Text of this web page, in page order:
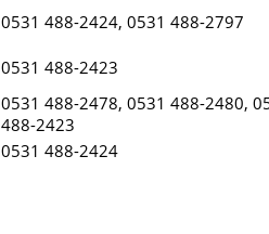
0531 488-2424,0531 488-2797
0531 488-2423
0531 488-2478,0531 488-2480,
488-2423
0531 488-2424